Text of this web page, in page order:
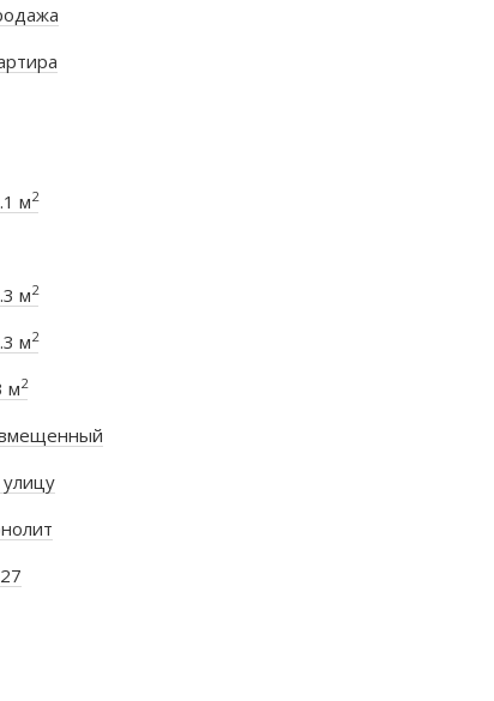
м2
м2
м2
м2